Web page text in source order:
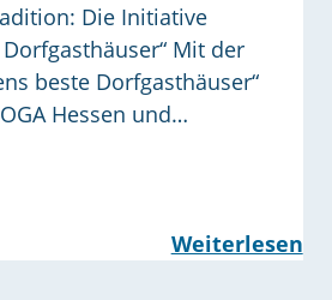
Die Initiative
Mit der
beste Dorfgasthäuser“
Hessen und…
Weiterlesen